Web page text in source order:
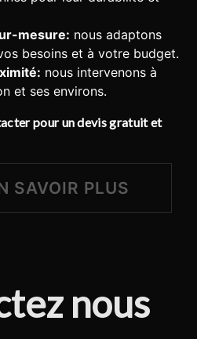
mesure: nous adaptons
besoins et à votre budget.
nous intervenons à
et ses environs.
pour un devis gratuit et
SAVOIR PLUS
nous